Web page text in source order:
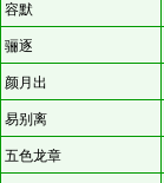
容默
骊逐
颜月出
易别离
五色龙章